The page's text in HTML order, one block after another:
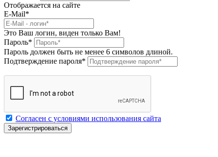
Отображается на сайте
E-Mail*
Это Ваш логин, виден только Вам!
Пароль*
Пароль должен быть не менее 6 символов длиной.
Подтверждение пароля*
Согласен с условиями использования сайта